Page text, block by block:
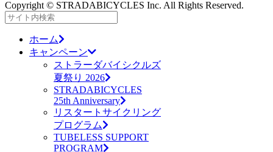
Copyright © STRADABICYCLES Inc. All Rights Reserved.
ホーム
キャンペーン
ストラーダバイシクルズ
夏祭り 2026
STRADABICYCLES
25th Anniversary
リスタートサイクリング
プログラム
TUBELESS SUPPORT
PROGRAM